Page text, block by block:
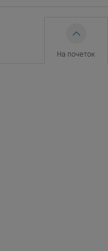
На почеток